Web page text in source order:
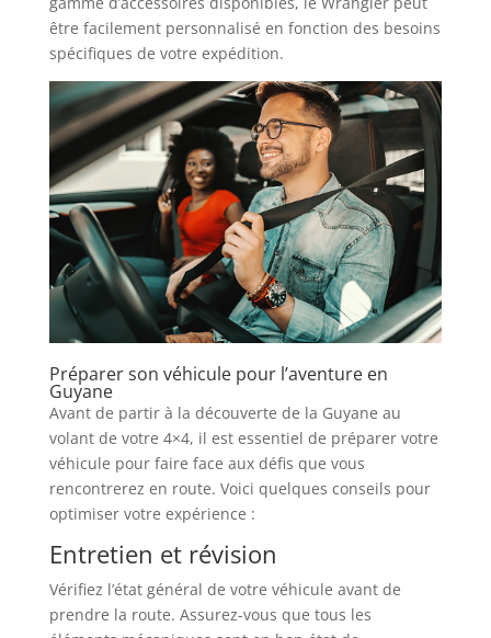
être facilement personnalisé en fonction des besoins
spécifiques de votre expédition.
Préparer son véhicule pour l’aventure en
Guyane
Avant de partir à la découverte de la Guyane au
volant de votre 4×4, il est essentiel de préparer votre
véhicule pour faire face aux défis que vous
rencontrerez en route. Voici quelques conseils pour
optimiser votre expérience :
Entretien et révision
Vérifiez l’état général de votre véhicule avant de
prendre la route. Assurez-vous que tous les